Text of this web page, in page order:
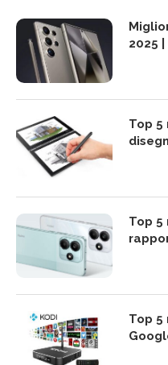
2025
Top
Top 5
Top 5